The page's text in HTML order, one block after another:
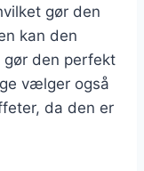
gør den
kan den
gør den perfekt
vælger også
da den er